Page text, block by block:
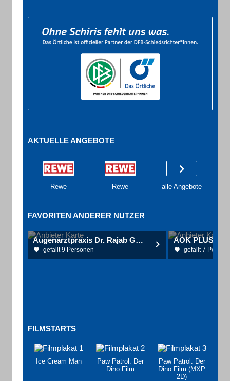
AKTUELLE ANGEBOTE
Rewe Rewe alle Angebote
FAVORITEN ANDERER NUTZER
Augenarztpraxis Dr. Rajab Gotha Dr. Rajab & Dr. Suleiman
gefällt 9 Personen
AOK PLUS -
gefällt 7
FILMSTARTS
Ice Cream Man
Paw Patrol: Der
Dino Film
Paw Patrol: Der
Dino Film (MXP
2D)